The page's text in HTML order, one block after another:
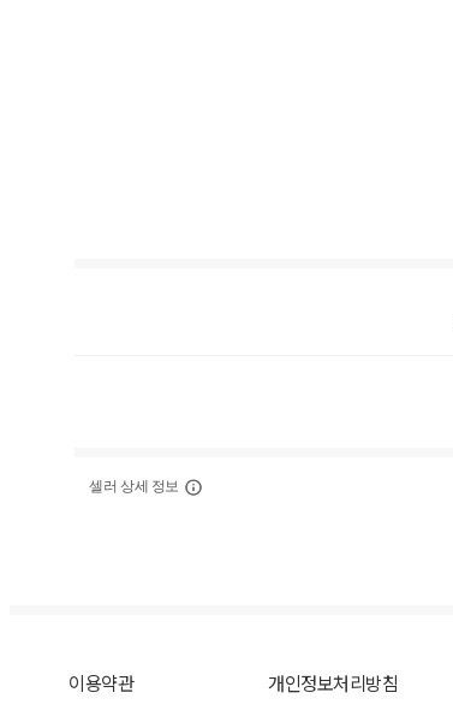
셀러 상세 정보
이용약관 개인정보처리방침